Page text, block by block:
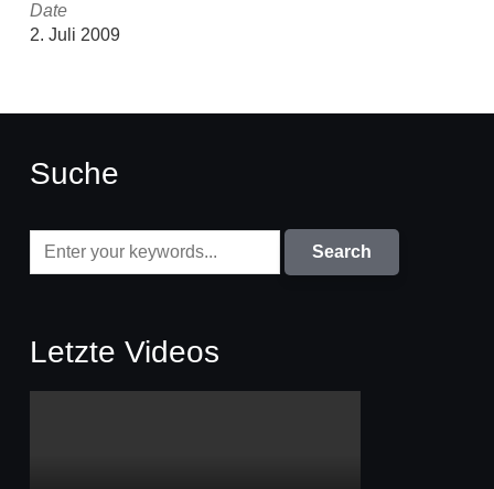
Date
2. Juli 2009
Suche
Letzte Videos